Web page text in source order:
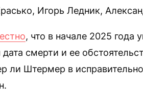
Игорь Ледник,
, что в начале 2025 года
смерти и ее
ли Штермер в